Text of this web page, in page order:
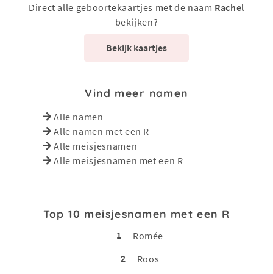
Direct alle geboortekaartjes met de naam Rachel
bekijken?
Bekijk kaartjes
Vind meer namen
Alle namen
Alle namen met een R
Alle meisjesnamen
Alle meisjesnamen met een R
Top 10 meisjesnamen met een R
1
Romée
2
Roos